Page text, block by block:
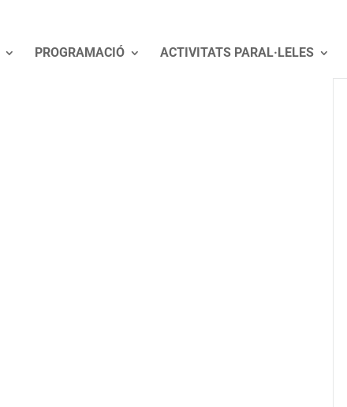
PROGRAMACIÓ ACTIVITATS PARAL·LELES